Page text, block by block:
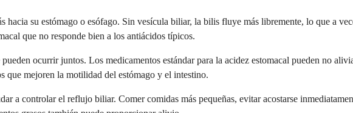
su estómago o esófago. Sin vesícula biliar, la bilis fluye más libremente, lo que a
que no responde bien a los antiácidos típicos.
ocurrir juntos. Los medicamentos estándar para la acidez estomacal pueden no
que mejoren la motilidad del estómago y el intestino.
a controlar el reflujo biliar. Comer comidas más pequeñas, evitar acostarse